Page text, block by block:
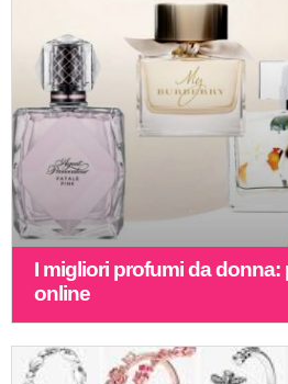
I migliori profumi da donna:
online